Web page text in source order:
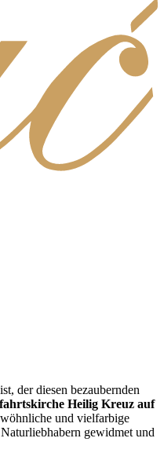
der diesen bezaubernden
Heilig Kreuz auf
und vielfarbige
gewidmet und